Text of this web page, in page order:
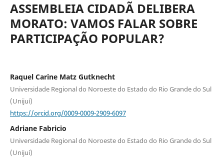
ASSEMBLEIA CIDADÃ DELIBERA
MORATO: VAMOS FALAR SOBRE
PARTICIPAÇÃO POPULAR?
Raquel Carine Matz Gutknecht
Universidade Regional do Noroeste do Estado do Rio Grande do Sul
(Unijuí)
https://orcid.org/0009-0009-2909-6097
Adriane Fabricio
Universidade Regional do Noroeste do Estado do Rio Grande do Sul
(Unijuí)